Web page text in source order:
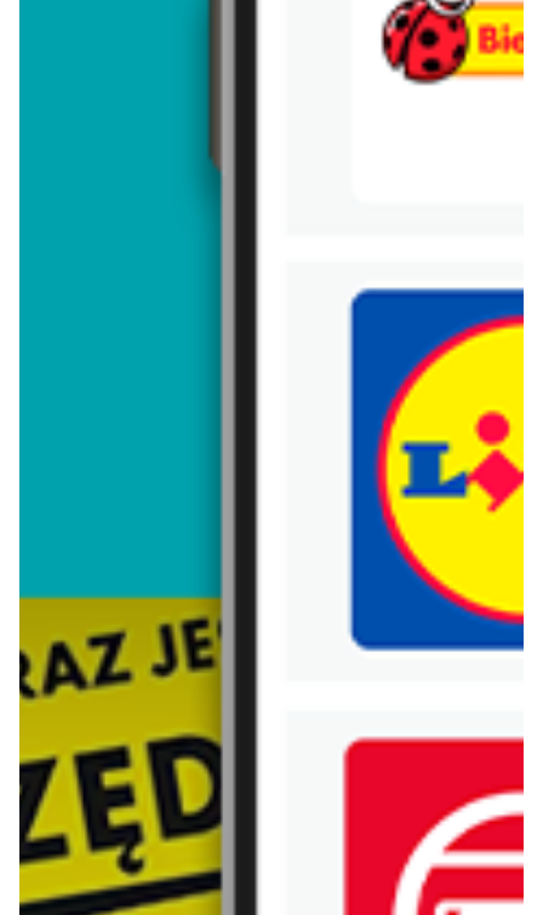
Trafiłeś na nieaktualną gazetkę
Zobacz aktualne gazetki Blix!
od dziś aktualna
Biedronka Home